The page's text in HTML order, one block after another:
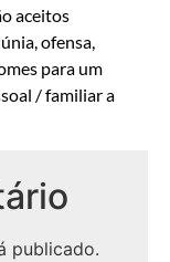
aceitos
ofensa,
para um
/ familiar a
publicado.